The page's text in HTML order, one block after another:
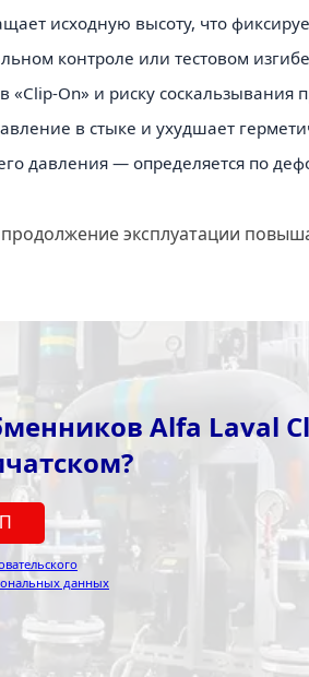
исходную высоту, что
контроле или тестовом
On» и риску соскальзывания
в стыке и ухудшает
давления — определяется по
эксплуатации
Alfa Laval
данных